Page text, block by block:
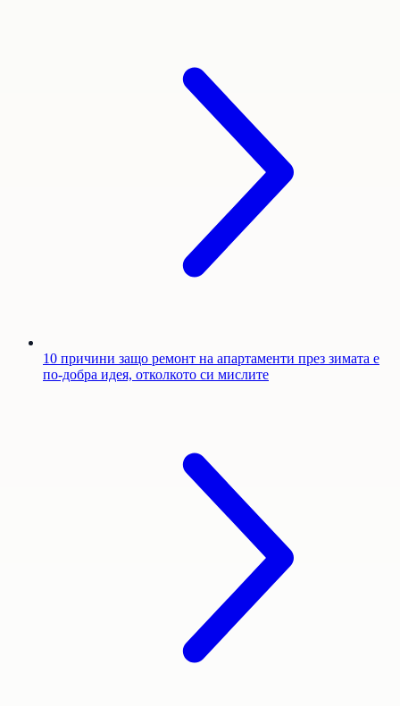
10 причини защо ремонт на апартаменти през зимата е
по-добра идея, отколкото си мислите